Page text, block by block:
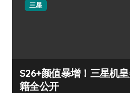
三星
S26+颜值暴增！三星机
籍全公开